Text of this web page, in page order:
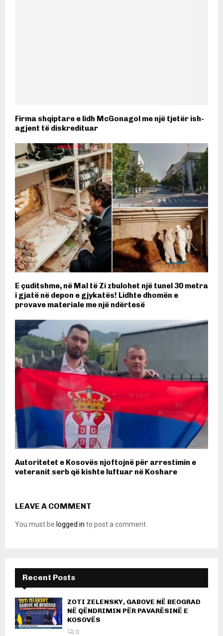
Firma shqiptare e lidh McGonagol me një tjetër ish-
agjent të diskredituar
E çuditshme, në Mal të Zi zbulohet një tunel 30 metra
i gjatë në depon e gjykatës! Lidhte dhomën e
provave materiale me një ndërtesë
Autoritetet e Kosovës njoftojnë për arrestimin e
veteranit serb që kishte luftuar në Koshare
LEAVE A COMMENT
You must be logged in to post a comment.
Recent Posts
ZOTI ZELENSKY, GABOVE NË BEOGRAD
NË QËNDRIMIN PËR PAVARËSINË E
KOSOVËS
0